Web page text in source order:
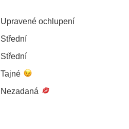
Upravené ochlupení
Střední
Střední
Tajné
Nezadaná